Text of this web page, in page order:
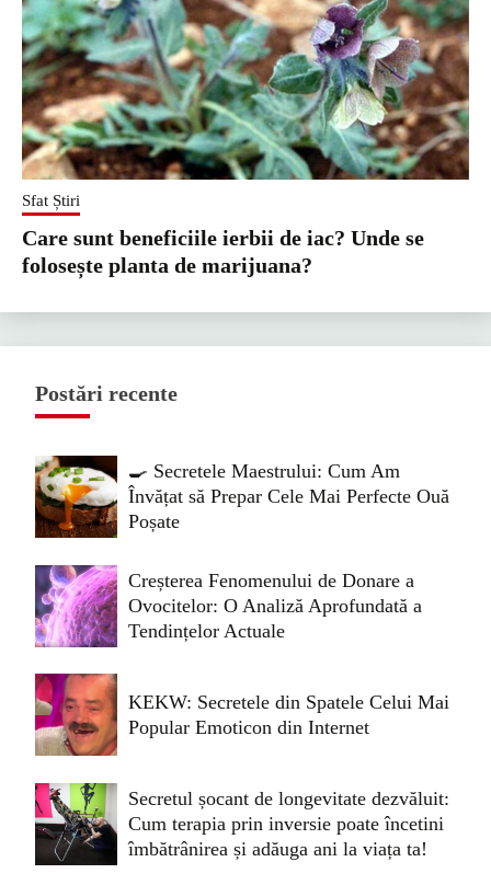
Sfat Știri
Care sunt beneficiile ierbii de iac? Unde se
folosește planta de marijuana?
Postări recente
🍳 Secretele Maestrului: Cum Am
Învățat să Prepar Cele Mai Perfecte Ouă
Poșate
Creșterea Fenomenului de Donare a
Ovocitelor: O Analiză Aprofundată a
Tendințelor Actuale
KEKW: Secretele din Spatele Celui Mai
Popular Emoticon din Internet
Secretul șocant de longevitate dezvăluit:
Cum terapia prin inversie poate încetini
îmbătrânirea și adăuga ani la viața ta!